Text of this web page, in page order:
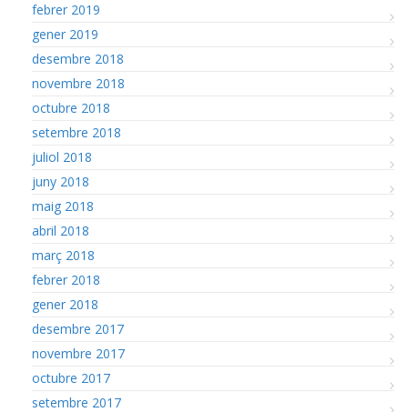
febrer 2019
gener 2019
desembre 2018
novembre 2018
octubre 2018
setembre 2018
juliol 2018
juny 2018
maig 2018
abril 2018
març 2018
febrer 2018
gener 2018
desembre 2017
novembre 2017
octubre 2017
setembre 2017